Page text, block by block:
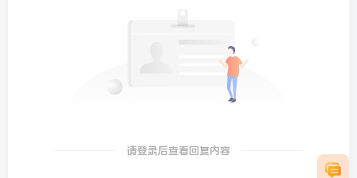
请登录后查看回复内容